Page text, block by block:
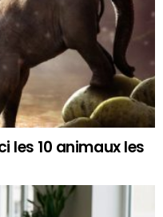
les 10 animaux les